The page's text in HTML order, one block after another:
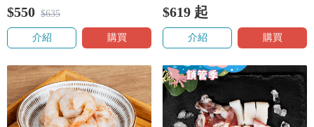
$550 $635
介紹 購買
$619 起
介紹 購買